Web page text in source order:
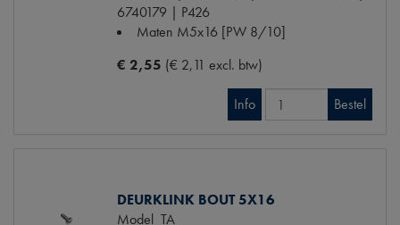
6740179 | P426
Maten M5x16 [PW 8/10]
€ 2,55 (€ 2,11 excl. btw)
Info Bestel
DEURKLINK BOUT 5X16
Model TA